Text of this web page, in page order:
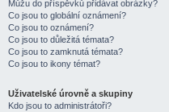
Můžu do příspěvků přidávat obrázky?
Co jsou to globální oznámení?
Co jsou to oznámení?
Co jsou to důležitá témata?
Co jsou to zamknutá témata?
Co jsou to ikony témat?
Uživatelské úrovně a skupiny
Kdo jsou to administrátoři?